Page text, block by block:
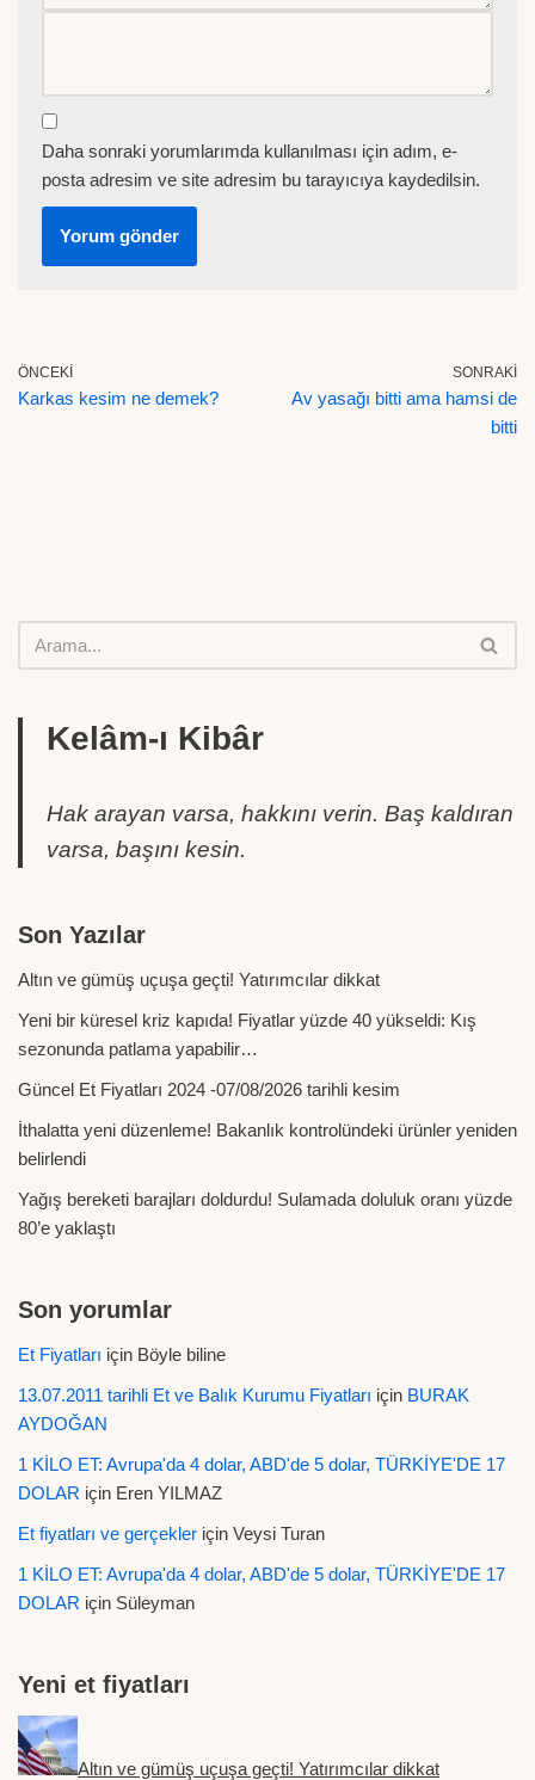
Daha sonraki yorumlarımda kullanılması için adım, e-
posta adresim ve site adresim bu tarayıcıya kaydedilsin.
ÖNCEKI
Karkas kesim ne demek?
SONRAKI
Av yasağı bitti ama hamsi de
bitti
Kelâm-ı Kibâr
Hak arayan varsa, hakkını verin. Baş kaldıran
varsa, başını kesin.
Son Yazılar
Altın ve gümüş uçuşa geçti! Yatırımcılar dikkat
Yeni bir küresel kriz kapıda! Fiyatlar yüzde 40 yükseldi: Kış
sezonunda patlama yapabilir…
Güncel Et Fiyatları 2024 -07/08/2026 tarihli kesim
İthalatta yeni düzenleme! Bakanlık kontrolündeki ürünler yeniden
belirlendi
Yağış bereketi barajları doldurdu! Sulamada doluluk oranı yüzde
80’e yaklaştı
Son yorumlar
Et Fiyatları için Böyle biline
13.07.2011 tarihli Et ve Balık Kurumu Fiyatları için BURAK
AYDOĞAN
1 KİLO ET: Avrupa'da 4 dolar, ABD'de 5 dolar, TÜRKİYE'DE 17
DOLAR için Eren YILMAZ
Et fiyatları ve gerçekler için Veysi Turan
1 KİLO ET: Avrupa'da 4 dolar, ABD'de 5 dolar, TÜRKİYE'DE 17
DOLAR için Süleyman
Yeni et fiyatları
Altın ve gümüş uçuşa geçti! Yatırımcılar dikkat